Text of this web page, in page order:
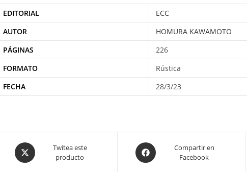
EDITORIAL
ECC
AUTOR
HOMURA KAWAMOTO
PÁGINAS
226
FORMATO
Rústica
FECHA
28/3/23
Opens
in
Twitea este
producto
Opens
in
Compartir en
Facebook